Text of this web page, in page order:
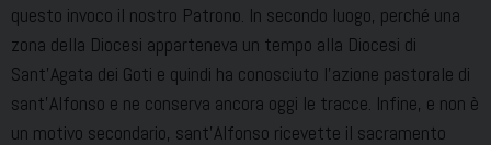
questo invoco il nostro Patrono. In secondo luogo, perché una
zona della Diocesi apparteneva un tempo alla Diocesi di
Sant’Agata dei Goti e quindi ha conosciuto l’azione pastorale di
sant’Alfonso e ne conserva ancora oggi le tracce. Infine, e non è
un motivo secondario, sant’Alfonso ricevette il sacramento